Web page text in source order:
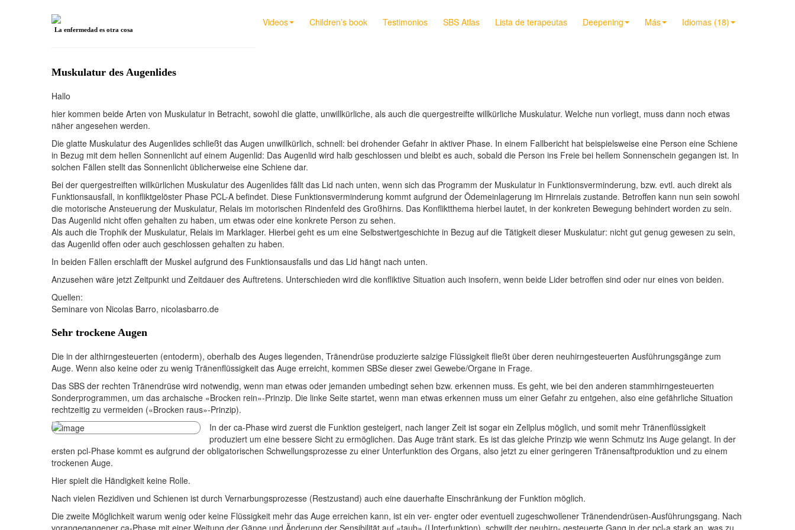
Videos Children’s book Testimonios SBS Atlas Lista de terapeutas Deepening Más Idiomas (18)
La enfermedad es otra cosa
Muskulatur des Augenlides
Hallo
hier kommen beide Arten von Muskulatur in Betracht, sowohl die glatte, unwillkürliche, als auch die quergestreifte willkürliche Muskulatur. Welche nun vorliegt, muss dann noch etwas
näher angesehen werden.
Die glatte Muskulatur des Augenlides schließt das Augen unwillkürlich, schnell: bei drohender Gefahr in aktiver Phase. In einem Fallbericht hat beispielsweise eine Person eine Schiene
in Bezug mit dem hellen Sonnenlicht auf einem Augenlid: Das Augenlid wird halb geschlossen und bleibt es auch, sobald die Person ins Freie bei hellem Sonnenschein gegangen ist. In
solchen Fällen stellt das Sonnenlicht üblicherweise eine Schiene dar.
Bei der quergestreiften willkürlichen Muskulatur des Augenlides fällt das Lid nach unten, wenn sich das Programm der Muskulatur in Funktionsverminderung, bzw. evtl. auch direkt als
Funktionsausfall, in konfliktgelöster Phase PCL-A befindet. Diese Funktionsverminderung kommt aufgrund der Ödemeinlagerung im Hirnrelais zustande. Betroffen kann nun sein sowohl
die motorische Ansteuerung der Muskulatur, Relais im motorischen Rindenfeld des Großhirns. Das Konfliktthema hierbei lautet, in der konkreten Bewegung behindert worden zu sein.
Das Augenlid nicht offen gehalten zu haben, um etwas oder eine konkrete Person zu sehen.
Als auch die Trophik der Muskulatur, Relais im Marklager. Hierbei geht es um eine Selbstwertgeschichte in Bezug auf die Tätigkeit dieser Muskulatur: nicht gut genug gewesen zu sein,
das Augenlid offen oder auch geschlossen gehalten zu haben.
In beiden Fällen erschlafft der Muskel aufgrund des Funktionsausfalls und das Lid hängt nach unten.
Anzusehen wäre jetzt Zeitpunkt und Zeitdauer des Auftretens. Unterschieden wird die konfliktive Situation auch insofern, wenn beide Lider betroffen sind oder nur eines von beiden.
Quellen:
Seminare von Nicolas Barro, nicolasbarro.de
Sehr trockene Augen
Die in der althirngesteuerten (entoderm), oberhalb des Auges liegenden, Tränendrüse produzierte salzige Flüssigkeit fließt über deren neuhirngesteuerten Ausführungsgänge zum
Auge. Wenn also keine oder zu wenig Tränenflüssigkeit das Auge erreicht, kommen SBSe dieser zwei Gewebe/Organe in Frage.
Das SBS der rechten Tränendrüse wird notwendig, wenn man etwas oder jemanden umbedingt sehen bzw. erkennen muss. Es geht, wie bei den anderen stammhirngesteuerten
Sonderprogrammen, um das archaische «Brocken rein»-Prinzip. Die linke Seite startet, wenn man etwas erkennen muss um einer Gefahr zu entgehen, also eine gefährliche Situation
rechtzeitig zu vermeiden («Brocken raus»-Prinzip).
In der ca-Phase wird zuerst die Funktion gesteigert, nach langer Zeit ist sogar ein Zellplus möglich, und somit mehr Tränenflüssigkeit
produziert um eine bessere Sicht zu ermöglichen. Das Auge tränt stark. Es ist das gleiche Prinzip wie wenn Schmutz ins Auge gelangt. In der
ersten pcl-Phase kommt es aufgrund der obligatorischen Schwellungsprozesse zu einer Unterfunktion des Organs, also jetzt zu einer geringeren Tränensaftproduktion und zu einem
trockenen Auge.
Hier spielt die Händigkeit keine Rolle.
Nach vielen Rezidiven und Schienen ist durch Vernarbungsprozesse (Restzustand) auch eine dauerhafte Einschränkung der Funktion möglich.
Die zweite Möglichkeit warum wenig oder keine Flüssigkeit mehr das Auge erreichen kann, ist ein ver- engter oder eventuell zugeschwollener Tränendendrüsen-Ausführungsgang. Nach